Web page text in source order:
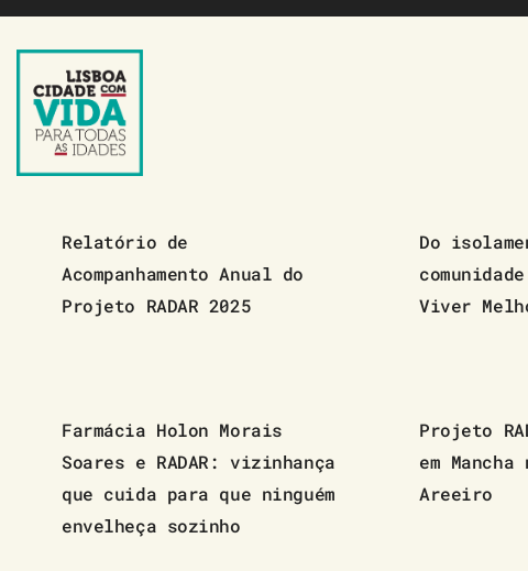
conteúdo
Relatório de
Acompanhamento Anual do
Projeto RADAR 2025
Do
Viver
Farmácia Holon Morais
Soares e RADAR: vizinhança
que cuida para que ninguém
envelheça sozinho
Projeto
em
Areeiro